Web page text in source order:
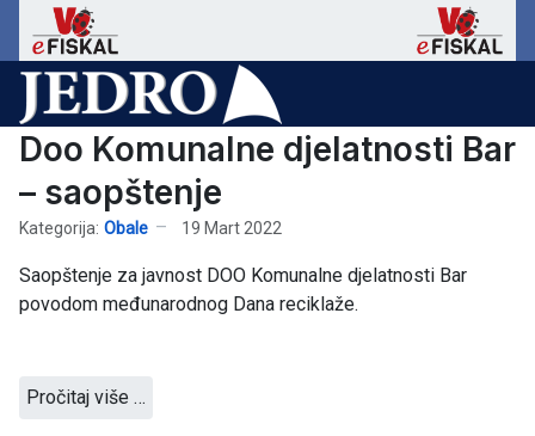
Doo Komunalne djelatnosti Bar
– saopštenje
Kategorija: Obale 19 Mart 2022
Saopštenje za javnost DOO Komunalne djelatnosti Bar
povodom međunarodnog Dana reciklaže.
Pročitaj više …